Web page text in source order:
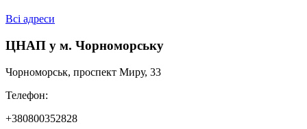
Всі адреси
ЦНАП у м. Чорноморську
Чорноморськ, проспект Миру, 33
Телефон:
+380800352828